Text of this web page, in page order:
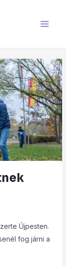
Újpesten.
fog járni a